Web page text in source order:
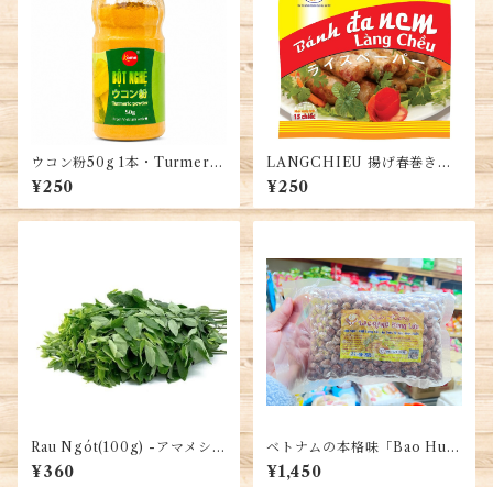
ウコン粉50g 1本・Turmeric
Powder・Bột Nghệ
¥250
LANGCHIEU 揚げ春巻き用
ライスペーパー（水塗らな
い）・Bánh Đa Nem Làng C
hiều
¥250
Rau Ngót(100g) -アマメシバ
- Moringa
¥360
ベトナムの本格味「Bao Huo
ng ブランド」五香粉で炒った
ピーナッツ 500G/1袋・Lạc
¥1,450